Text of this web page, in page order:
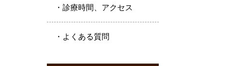
・診療時間、アクセス
・よくある質問